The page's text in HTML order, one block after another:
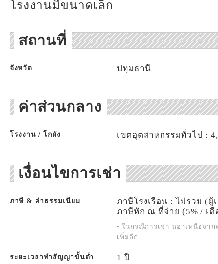
โรงงานมีขนาดเล็ก
สถานที่
จังหวัด ปทุมธานี
ค่าส่วนกลาง
โรงงาน / โกดัง เขตอุตสาหกรรมทั่วไป :
เงื่อนไขการเช่า
ภาษี & ค่าธรรมเนียม
ภาษีโรงเรือน : ไม่รวม (ผู้
ภาษีหัก ณ ที่จ่าย (5% / เ
• ในกรณีการเช่า นอกเหนือจา
เพิ่มอีก
ระยะเวลาทำสัญญาขั้นต่ำ 1 ปี